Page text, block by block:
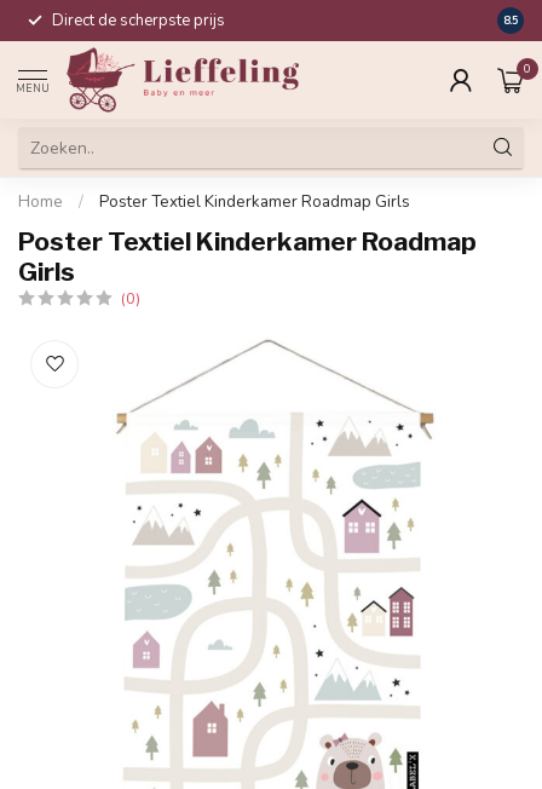
Direct de scherpste prijs 8.5
MENU
0
Home / Poster Textiel Kinderkamer Roadmap Girls
Poster Textiel Kinderkamer Roadmap
Girls
(0)